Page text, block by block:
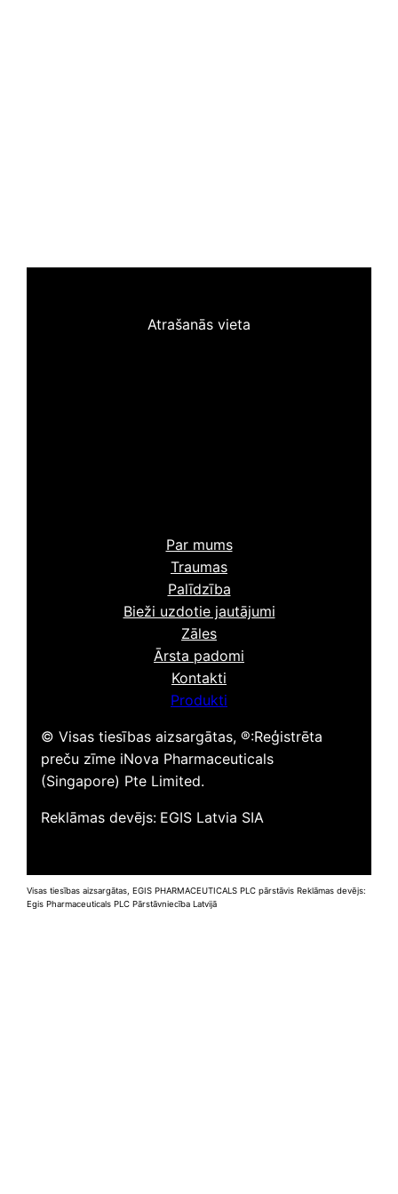
Atrašanās vieta
Par mums
Traumas
Palīdzība
Bieži uzdotie jautājumi
Zāles
Ārsta padomi
Kontakti
Produkti
© Visas tiesības aizsargātas, ®:Reģistrēta
preču zīme iNova Pharmaceuticals
(Singapore) Pte Limited.
Reklāmas devējs: EGIS Latvia SIA
Visas tiesības aizsargātas, EGIS PHARMACEUTICALS PLC pārstāvis Reklāmas devējs:
Egis Pharmaceuticals PLC Pārstāvniecība Latvijā